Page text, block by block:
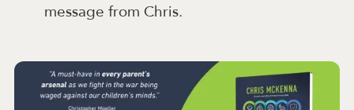
message from Chris.